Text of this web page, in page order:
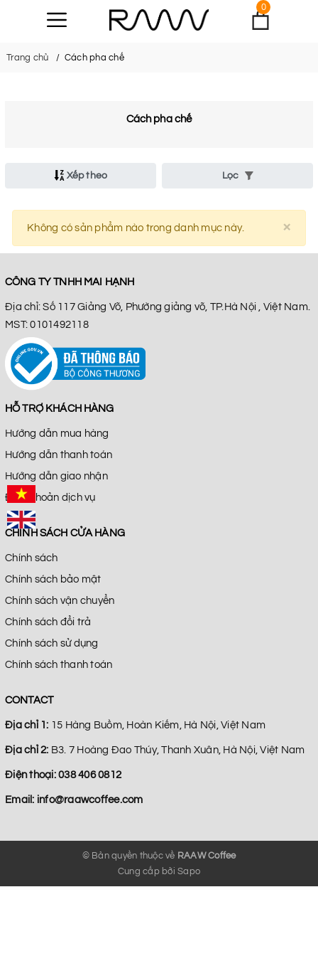
0
Trang chủ Cách pha chế
Cách pha chế
Xếp theo Lọc
×
Không có sản phẩm nào trong danh mục này.
CÔNG TY TNHH MAI HẠNH
Địa chỉ: Số 117 Giảng Võ, Phường giảng võ, TP.Hà Nội , Việt Nam.
MST: 0101492118
HỖ TRỢ KHÁCH HÀNG
Hướng dẫn mua hàng
Hướng dẫn thanh toán
Hướng dẫn giao nhận
Điều khoản dịch vụ
CHÍNH SÁCH CỬA HÀNG
Chính sách
Chính sách bảo mật
Chính sách vận chuyển
Chính sách đổi trả
Chính sách sử dụng
Chính sách thanh toán
CONTACT
Địa chỉ 1: 15 Hàng Buồm, Hoàn Kiếm, Hà Nội, Việt Nam
Địa chỉ 2: B3. 7 Hoàng Đao Thúy, Thanh Xuân, Hà Nội, Việt Nam
Điện thoại: 038 406 0812
Email: info@raawcoffee.com
© Bản quyền thuộc về RAAW Coffee
Cung cấp bởiSapo